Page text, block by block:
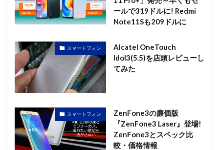
ールで319ドルに! Redmi
Note11Sも209ドルに
スマートフォン
Alcatel OneTouch
Idol3(5.5)を店頭レビューし
てみた
スマートフォン
ZenFone3の廉価版
『ZenFone3 Laser』登場!
ZenFone3とスペック比
較・価格情報